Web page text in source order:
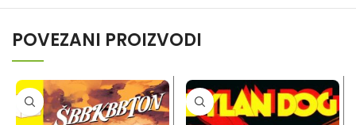
POVEZANI PROIZVODI